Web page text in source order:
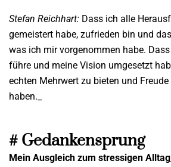
Stefan Reichhart: Dass ich alle
gemeistert habe, zufrieden bin und
was ich mir vorgenommen habe.
führe und meine Vision umgesetzt
echten Mehrwert zu bieten und
haben._
# Gedankensprung
Mein Ausgleich zum stressigen Alltag